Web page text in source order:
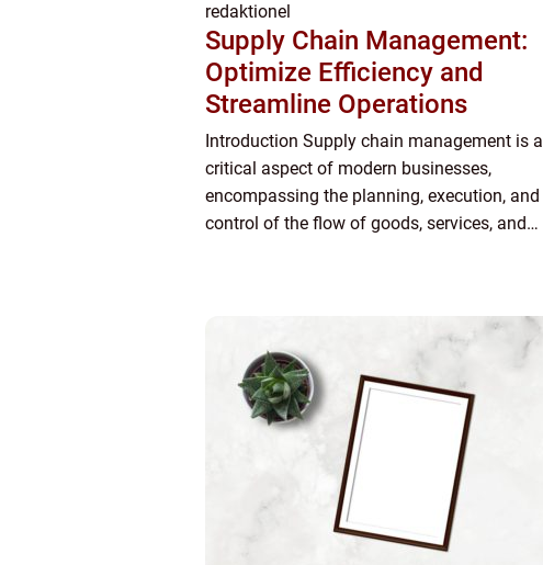
redaktionel
Supply Chain Management:
Optimize Efficiency and
Streamline Operations
Introduction Supply chain management is a
critical aspect of modern businesses,
encompassing the planning, execution, and
control of the flow of goods, services, and